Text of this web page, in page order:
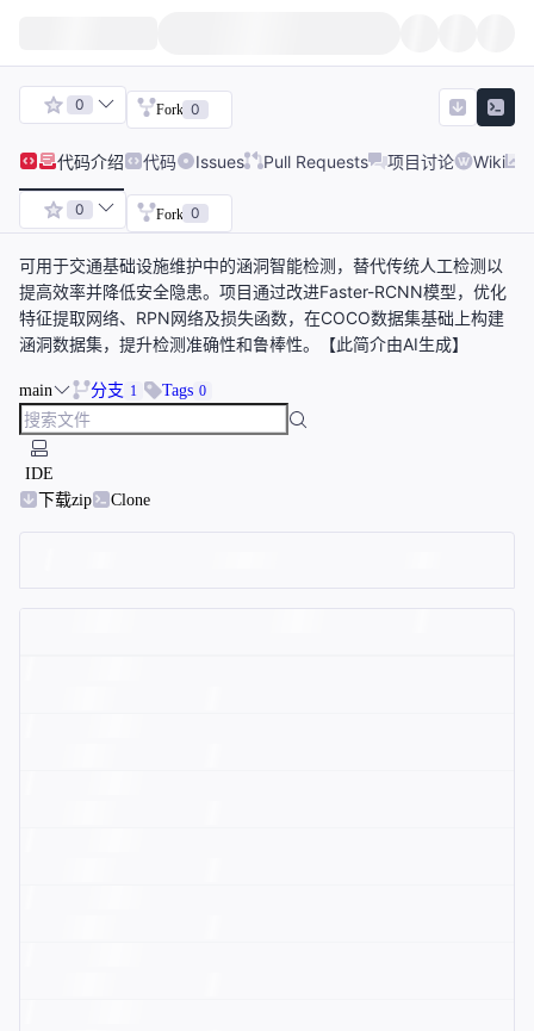
0 Fork 0
代码介绍 代码 Issues Pull Requests 项目讨论 Wiki
0 Fork 0
可用于交通基础设施维护中的涵洞智能检测，替代传统人工检测以
提高效率并降低安全隐患。项目通过改进Faster-RCNN模型，优化
特征提取网络、RPN网络及损失函数，在COCO数据集基础上构建
涵洞数据集，提升检测准确性和鲁棒性。【此简介由AI生成】
main 分支 1 Tags 0
IDE
下载zip
Clone